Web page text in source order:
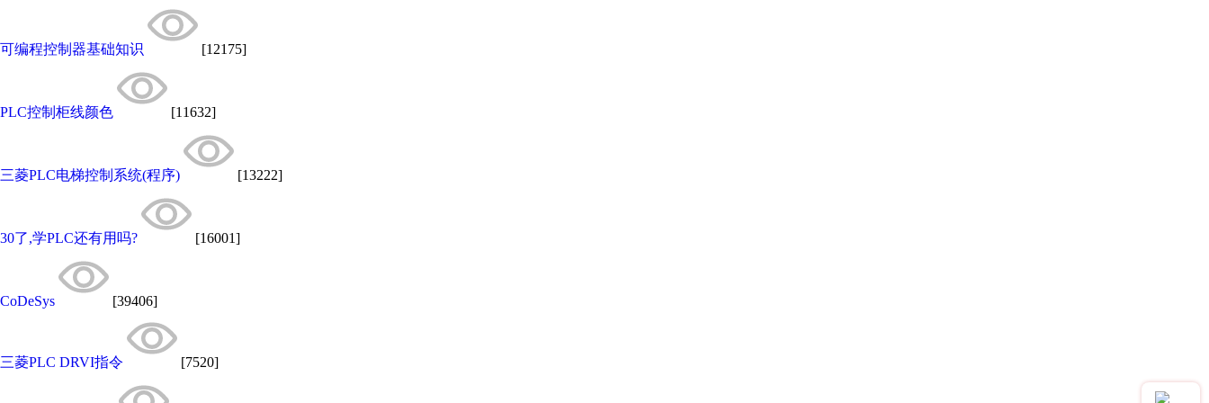
可编程控制器基础知识 [12175]
PLC控制柜线颜色 [11632]
三菱PLC电梯控制系统(程序) [13222]
30了,学PLC还有用吗? [16001]
CoDeSys [39406]
三菱PLC DRVI指令 [7520]